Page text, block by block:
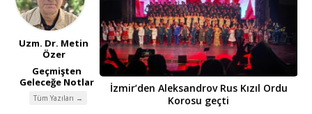
Uzm. Dr. Metin
Özer
Geçmişten
Geleceğe Notlar
Tüm Yazıları →
İzmir’den Aleksandrov Rus Kızıl Ordu
Korosu geçti